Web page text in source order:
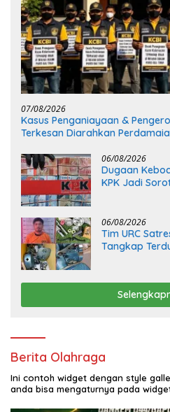
07/08/2026
Kasus Penganiayaan &
Terkesan Diarahkan
06/08/2026
Dugaan
KPK Jadi
06/08/2026
Tim URC
Tangkap
Berita Olahraga
Ini contoh widget dengan style
anda bisa mengaturnya pada